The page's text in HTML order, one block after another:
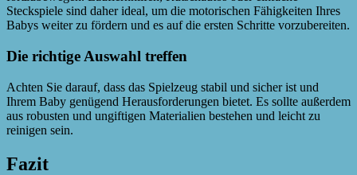
Steckspiele sind daher ideal, um die motorischen Fähigkeiten Ihres
Babys weiter zu fördern und es auf die ersten Schritte vorzubereiten.
Die richtige Auswahl treffen
Achten Sie darauf, dass das Spielzeug stabil und sicher ist und
Ihrem Baby genügend Herausforderungen bietet. Es sollte außerdem
aus robusten und ungiftigen Materialien bestehen und leicht zu
reinigen sein.
Fazit